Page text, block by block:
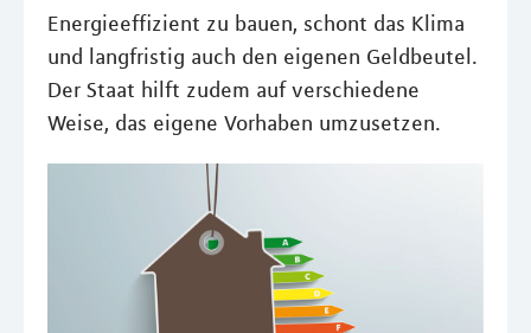
Energieeffizient zu bauen, schont das Klima
und langfristig auch den eigenen Geldbeutel.
Der Staat hilft zudem auf verschiedene
Weise, das eigene Vorhaben umzusetzen.